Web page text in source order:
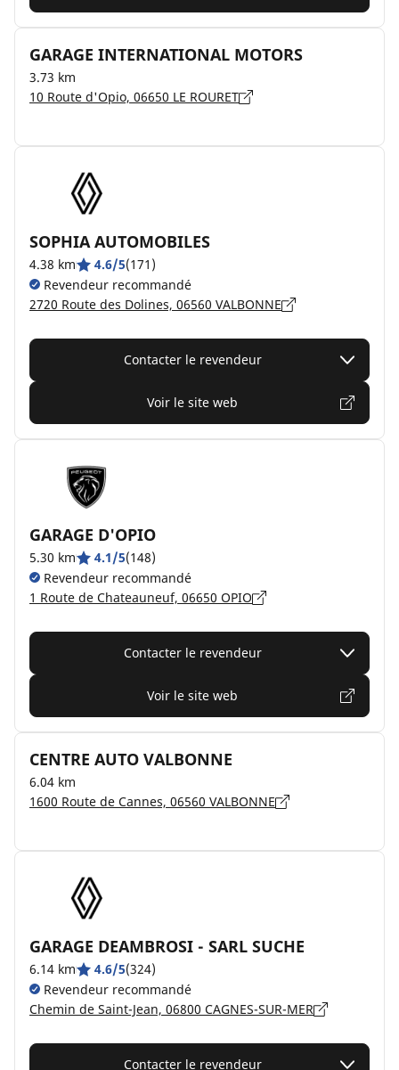
GARAGE INTERNATIONAL MOTORS
3.73 km
10 Route d'Opio, 06650 LE ROURET
SOPHIA AUTOMOBILES
4.38 km 4.6/5(171)
Revendeur recommandé
2720 Route des Dolines, 06560 VALBONNE
Contacter le revendeur
Voir le site web
GARAGE D'OPIO
5.30 km 4.1/5(148)
Revendeur recommandé
1 Route de Chateauneuf, 06650 OPIO
Contacter le revendeur
Voir le site web
CENTRE AUTO VALBONNE
6.04 km
1600 Route de Cannes, 06560 VALBONNE
GARAGE DEAMBROSI - SARL SUCHE
6.14 km 4.6/5(324)
Revendeur recommandé
Chemin de Saint-Jean, 06800 CAGNES-SUR-MER
Contacter le revendeur